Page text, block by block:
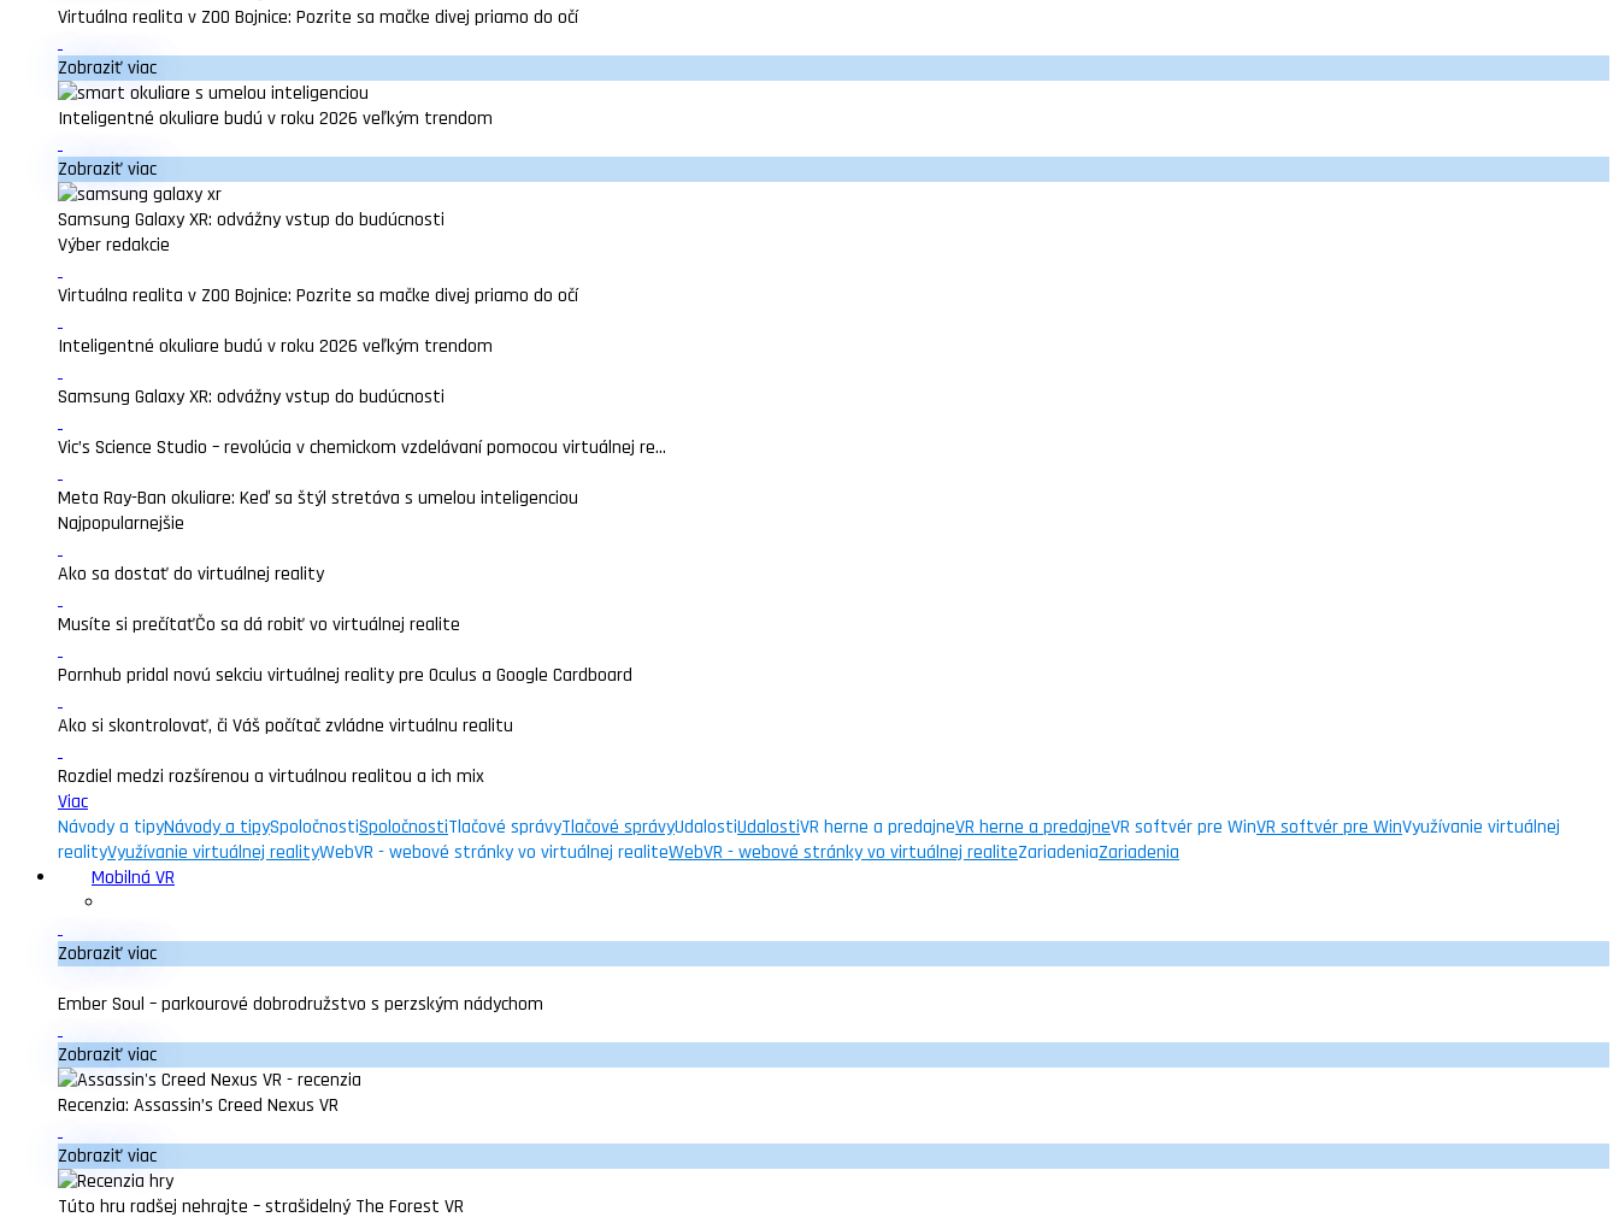
Virtuálna realita v ZOO Bojnice: Pozrite sa mačke divej priamo do očí
Zobraziť viac
Inteligentné okuliare budú v roku 2026 veľkým trendom
Zobraziť viac
Samsung Galaxy XR: odvážny vstup do budúcnosti
Výber redakcie
Virtuálna realita v ZOO Bojnice: Pozrite sa mačke divej priamo do očí
Inteligentné okuliare budú v roku 2026 veľkým trendom
Samsung Galaxy XR: odvážny vstup do budúcnosti
Vic’s Science Studio – revolúcia v chemickom vzdelávaní pomocou virtuálnej re...
Meta Ray-Ban okuliare: Keď sa štýl stretáva s umelou inteligenciou
Najpopularnejšie
Ako sa dostať do virtuálnej reality
Musíte si prečítaťČo sa dá robiť vo virtuálnej realite
Pornhub pridal novú sekciu virtuálnej reality pre Oculus a Google Cardboard
Ako si skontrolovať, či Váš počítač zvládne virtuálnu realitu
Rozdiel medzi rozšírenou a virtuálnou realitou a ich mix
Viac
Návody a tipyNávody a tipySpoločnostiSpoločnostiTlačové správyTlačové správyUdalostiUdalostiVR herne a predajneVR herne a predajneVR softvér pre WinVR softvér pre WinVyužívanie virtuálnej
realityVyužívanie virtuálnej realityWebVR - webové stránky vo virtuálnej realiteWebVR - webové stránky vo virtuálnej realiteZariadeniaZariadenia
Mobilná VR
Zobraziť viac
Ember Soul – parkourové dobrodružstvo s perzským nádychom
Zobraziť viac
Recenzia: Assassin’s Creed Nexus VR
Zobraziť viac
Túto hru radšej nehrajte – strašidelný The Forest VR